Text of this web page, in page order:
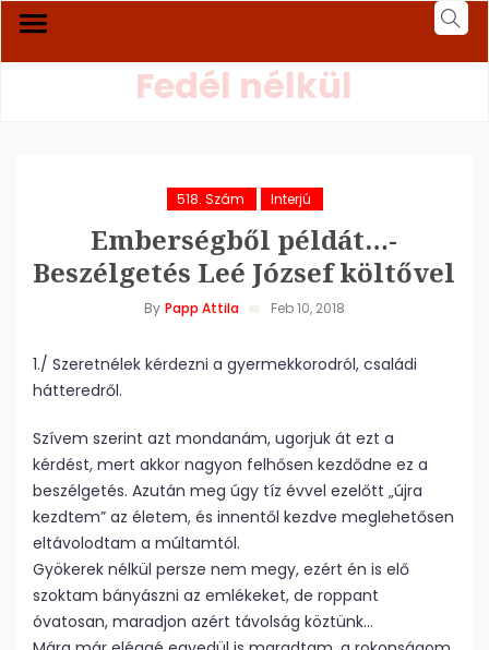
Fedél nélkül
518. Szám Interjú
Emberségből példát…-
Beszélgetés Leé József költővel
By Papp Attila Feb 10, 2018
1./ Szeretnélek kérdezni a gyermekkorodról, családi
hátteredről.
Szívem szerint azt mondanám, ugorjuk át ezt a
kérdést, mert akkor nagyon felhősen kezdődne ez a
beszélgetés. Azután meg úgy tíz évvel ezelőtt „újra
kezdtem” az életem, és innentől kezdve meglehetősen
eltávolodtam a múltamtól.
Gyökerek nélkül persze nem megy, ezért én is elő
szoktam bányászni az emlékeket, de roppant
óvatosan, maradjon azért távolság köztünk…